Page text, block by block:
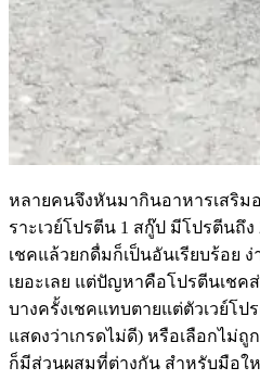
หลายคนจึงหันมากินอาหารเสริม
ราะเวย์โปรตีน 1 สกู๊ป มีโปรตีนถึ
เชคแล้วยกดื่มก็เป็นอันเรียบร้อย
เยอะเลย แต่ปัญหาคือโปรตีนเช
บางครั้งเชคแทบตายแต่ตัวเวย์โ
แสดงว่าเกรดไม่ดี) หรือเลือกไม่
ก็มีส่วนผสมที่ต่างกัน สำหรับมือให